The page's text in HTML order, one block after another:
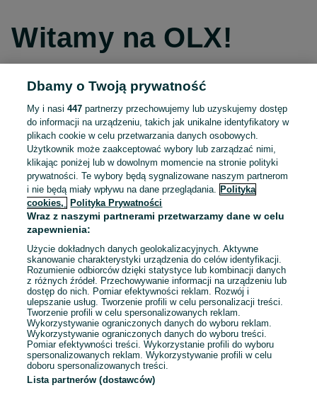
Witamy na OLX!
Kontynuuj przez Facebooka
Kontynuuj przez konto Apple
Kontynuuj przez konto Google
LUB
E-mail
Hasło
Dbamy o Twoją prywatność
My i nasi447 partnerzy przechowujemy lub uzyskujemy dostęp
do informacji na urządzeniu, takich jak unikalne identyfikatory w
plikach cookie w celu przetwarzania danych osobowych.
Użytkownik może zaakceptować wybory lub zarządzać nimi,
klikając poniżej lub w dowolnym momencie na stronie polityki
prywatności. Te wybory będą sygnalizowane naszym partnerom
i nie będą miały wpływu na dane przeglądania.
Polityka
cookies,
Polityka Prywatności
Wraz z naszymi partnerami przetwarzamy dane w celu
zapewnienia:
Użycie dokładnych danych geolokalizacyjnych. Aktywne
skanowanie charakterystyki urządzenia do celów identyfikacji.
Rozumienie odbiorców dzięki statystyce lub kombinacji danych
z różnych źródeł. Przechowywanie informacji na urządzeniu lub
dostęp do nich. Pomiar efektywności reklam. Rozwój i
ulepszanie usług. Tworzenie profili w celu personalizacji treści.
Tworzenie profili w celu spersonalizowanych reklam.
Wykorzystywanie ograniczonych danych do wyboru reklam.
Wykorzystywanie ograniczonych danych do wyboru treści.
Pomiar efektywności treści. Wykorzystanie profili do wyboru
spersonalizowanych reklam. Wykorzystywanie profili w celu
doboru spersonalizowanych treści.
Lista partnerów (dostawców)